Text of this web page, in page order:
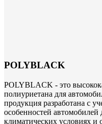
POLYBLACK
POLYBLACK - это
полиуриетана для
продукция разработана с
особенностей
климатических условиях и